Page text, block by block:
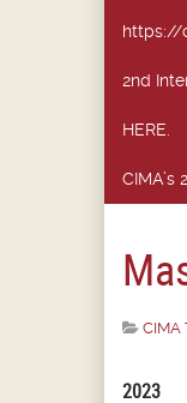
https://
2nd
HERE.
CIMA
2023